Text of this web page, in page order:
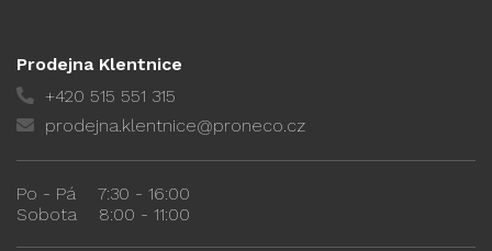
Prodejna Klentnice
+420 515 551 315
prodejna.klentnice@proneco.cz
Po - Pá
7:30 - 16:00
Sobota
8:00 - 11:00